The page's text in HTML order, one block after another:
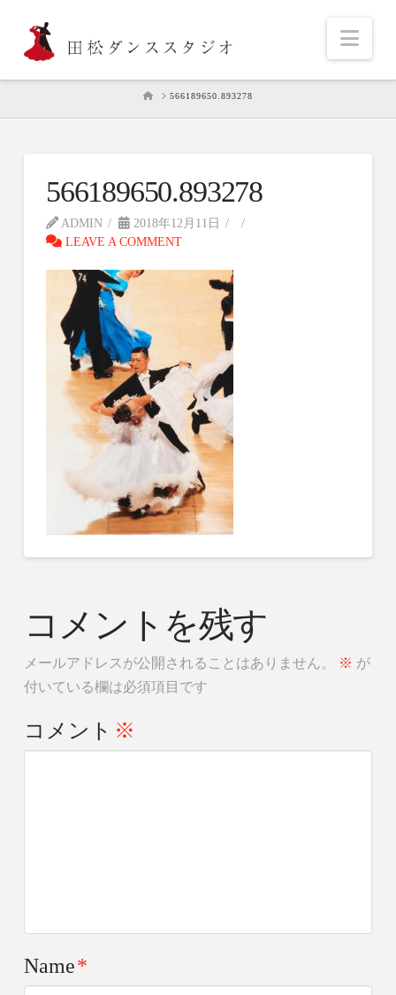
HOME566189650.893278
566189650.893278
ADMIN
2018年12月11日
LEAVE A COMMENT
コメントを残す
メールアドレスが公開されることはありません。 ※ が
付いている欄は必須項目です
コメント※
Name*